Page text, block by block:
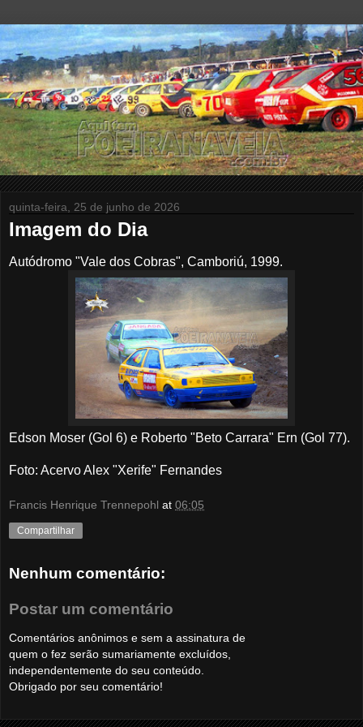
quinta-feira, 25 de junho de 2026
Imagem do Dia
Autódromo "Vale dos Cobras", Camboriú, 1999.
Edson Moser (Gol 6) e Roberto "Beto Carrara" Ern (Gol 77).
Foto: Acervo Alex "Xerife" Fernandes
Francis Henrique Trennepohl at 06:05
Compartilhar
Nenhum comentário:
Postar um comentário
Comentários anônimos e sem a assinatura de
quem o fez serão sumariamente excluídos,
independentemente do seu conteúdo.
Obrigado por seu comentário!